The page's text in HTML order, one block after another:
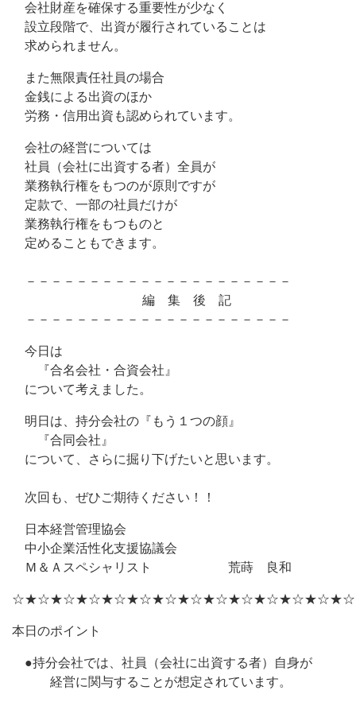
会社財産を確保する重要性が少なく
設立段階で、出資が履行されていることは
求められません。
また無限責任社員の場合
金銭による出資のほか
労務・信用出資も認められています。
会社の経営については
社員（会社に出資する者）全員が
業務執行権をもつのが原則ですが
定款で、一部の社員だけが
業務執行権をもつものと
定めることもできます。
－－－－－－－－－－－－－－－－－－－－－
編 集 後 記
－－－－－－－－－－－－－－－－－－－－－
今日は
『合名会社・合資会社』
について考えました。
明日は、持分会社の『もう１つの顔』
『合同会社』
について、さらに掘り下げたいと思います。
次回も、ぜひご期待ください！！
日本経営管理協会
中小企業活性化支援協議会
Ｍ＆Ａスペシャリスト 荒蒔 良和
本日のポイント
●持分会社では、社員（会社に出資する者）自身が
経営に関与することが想定されています。